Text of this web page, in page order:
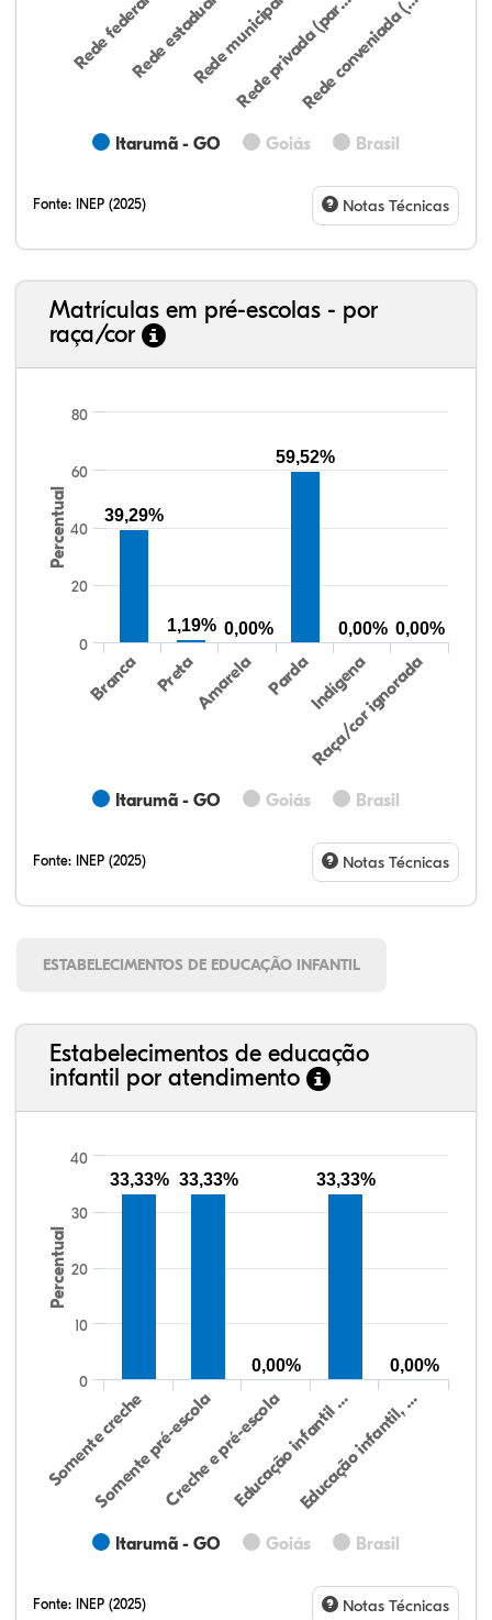
Itarumã - GO Goiás Brasil
Rede federalRede estadualRede municipal
Rede privada (par…Rede conveniada (…
Fonte: INEP (2025) Notas Técnicas
Matrículas em pré-escolas - por
raça/cor
Percentual
Itarumã - GO Goiás Brasil
Branca PretaAmarela PardaIndígena
Raça/cor ignorada
0
20
40
60
80
39,29%
1,19% 0,00%
59,52%
0,00% 0,00%
Fonte: INEP (2025) Notas Técnicas
ESTABELECIMENTOS DE EDUCAÇÃO INFANTIL
Estabelecimentos de educação
infantil por atendimento
Percentual
Itarumã - GO Goiás Brasil
Somente creche
Somente pré-escolaCreche e pré-escolaEducação infantil …Educação infantil, …
0
10
20
30
40
33,33% 33,33%
0,00%
33,33%
0,00%
Fonte: INEP (2025) Notas Técnicas